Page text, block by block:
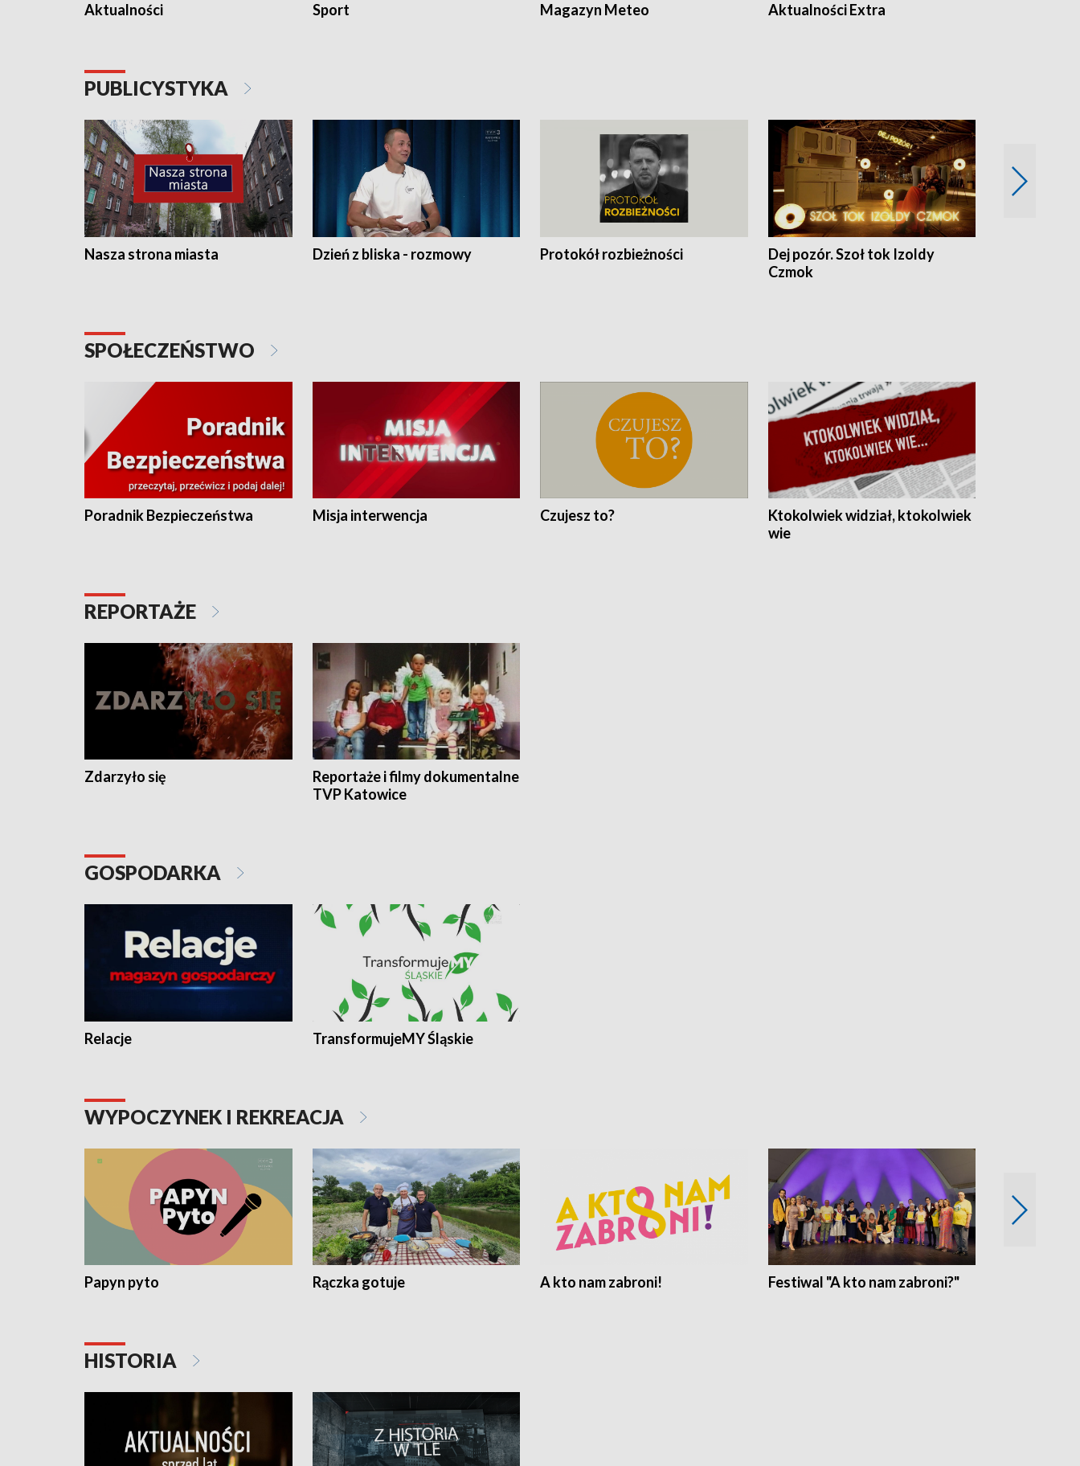
Aktualności Sport Magazyn Meteo Aktualności Extra
PUBLICYSTYKA
Nasza strona miasta Dzień z bliska - rozmowy Protokół rozbieżności
Dej pozór. Szoł tok Izoldy
Czmok
SPOŁECZEŃSTWO
Poradnik Bezpieczeństwa Misja interwencja Czujesz to?
Ktokolwiek widział, ktokolwiek
wie
REPORTAŻE
Zdarzyło się
Reportaże i filmy dokumentalne
TVP Katowice
GOSPODARKA
Relacje TransformujeMY Śląskie
WYPOCZYNEK I REKREACJA
Papyn pyto Rączka gotuje A kto nam zabroni! Festiwal "A kto nam zabroni?"
HISTORIA